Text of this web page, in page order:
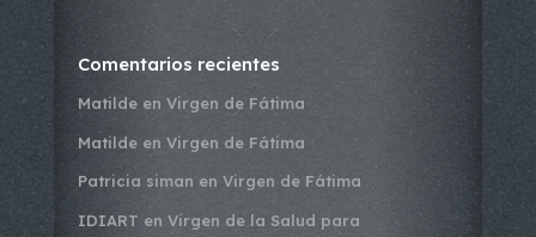
Comentarios recientes
Matildeen Virgen de Fátima
Matildeen Virgen de Fátima
Patricia siman en Virgen de Fátima
IDIART en Virgen de la Salud para